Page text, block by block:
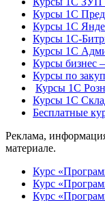
Курсы 1С
Курсы 1С
Курсы 1С-
Курсы 1С
Курсы бизнес
Курсы по
Курсы 1С
Курсы 1С
Бесплатные
Реклама,
материале.
Курс
Курс
Курс